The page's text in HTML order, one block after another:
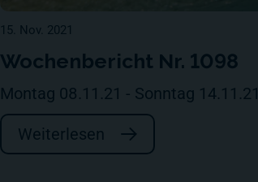
15. Nov. 2021
Wochenbericht Nr. 1098
Montag 08.11.21 - Sonntag 14.11.21
Weiterlesen